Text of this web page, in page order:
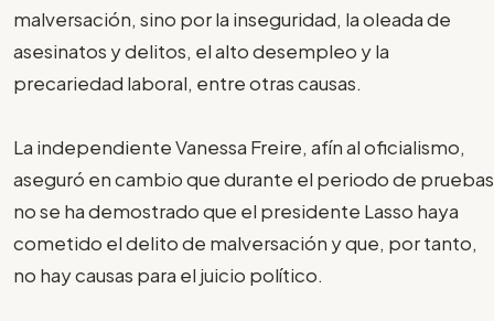
malversación, sino por la inseguridad, la oleada de
asesinatos y delitos, el alto desempleo y la
precariedad laboral, entre otras causas.
La independiente Vanessa Freire, afín al oficialismo,
aseguró en cambio que durante el periodo de pruebas
no se ha demostrado que el presidente Lasso haya
cometido el delito de malversación y que, por tanto,
no hay causas para el juicio político.